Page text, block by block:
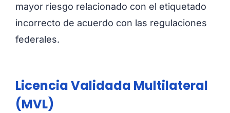
mayor riesgo relacionado con el etiquetado
incorrecto de acuerdo con las regulaciones
federales.
Licencia Validada Multilateral
(MVL)